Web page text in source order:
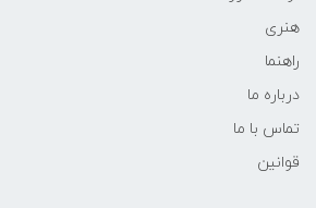
هنری
راهنما
درباره ما
تماس با ما
قوانین